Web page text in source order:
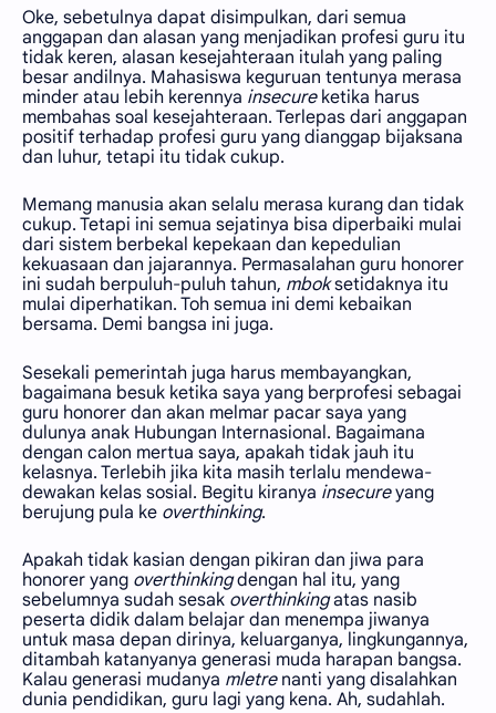
Oke, sebetulnya dapat disimpulkan, dari semua
anggapan dan alasan yang menjadikan profesi guru itu
tidak keren, alasan kesejahteraan itulah yang paling
besar andilnya. Mahasiswa keguruan tentunya merasa
minder atau lebih kerennya insecureketika harus
membahas soal kesejahteraan. Terlepas dari anggapan
positif terhadap profesi guru yang dianggap bijaksana
dan luhur, tetapi itu tidak cukup.
Memang manusia akan selalu merasa kurang dan tidak
cukup. Tetapi ini semua sejatinya bisa diperbaiki mulai
dari sistem berbekal kepekaan dan kepedulian
kekuasaan dan jajarannya. Permasalahan guru honorer
ini sudah berpuluh-puluh tahun, mboksetidaknya itu
mulai diperhatikan. Toh semua ini demi kebaikan
bersama. Demi bangsa ini juga.
Sesekali pemerintah juga harus membayangkan,
bagaimana besuk ketika saya yang berprofesi sebagai
guru honorer dan akan melmar pacar saya yang
dulunya anak Hubungan Internasional. Bagaimana
dengan calon mertua saya, apakah tidak jauh itu
kelasnya. Terlebih jika kita masih terlalu mendewa-
dewakan kelas sosial. Begitu kiranya insecureyang
berujung pula ke overthinking.
Apakah tidak kasian dengan pikiran dan jiwa para
honorer yang overthinkingdengan hal itu, yang
sebelumnya sudah sesak overthinkingatas nasib
peserta didik dalam belajar dan menempa jiwanya
untuk masa depan dirinya, keluarganya, lingkungannya,
ditambah katanyanya generasi muda harapan bangsa.
Kalau generasi mudanya mletrenanti yang disalahkan
dunia pendidikan, guru lagi yang kena. Ah, sudahlah.